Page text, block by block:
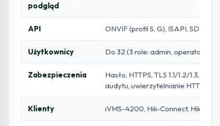
podgląd
API ONVIF (profil S, G), ISAPI, SDK,
Użytkownicy Do 32 (3 role: admin, operator,
Zabezpieczenia
Hasło, HTTPS, TLS 1.1/1.2/1.3, IP
audytu, uwierzytelnianie HTTP/
Klienty iVMS-4200, Hik-Connect, Hik-